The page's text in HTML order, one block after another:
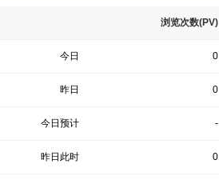
浏览次数(PV)
今日 0
昨日 0
今日预计 -
昨日此时 0